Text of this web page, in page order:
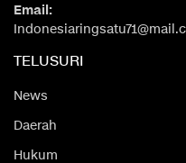
Email:
TELUSURI
News
Daerah
Hukum